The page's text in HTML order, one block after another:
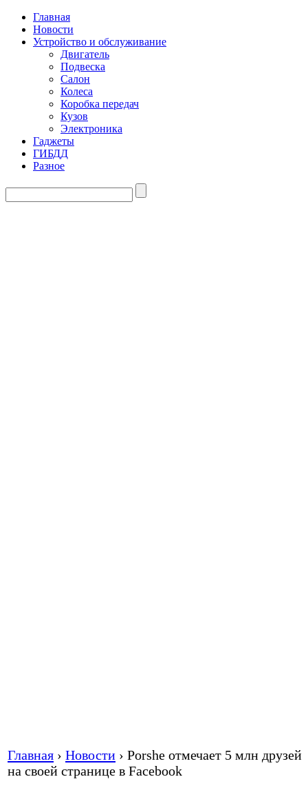
Главная
Новости
Устройство и обслуживание
Двигатель
Подвеска
Салон
Колеса
Коробка передач
Кузов
Электроника
Гаджеты
ГИБДД
Разное
Главная › Новости › Porshe отмечает 5 млн друзей
на своей странице в Facebook